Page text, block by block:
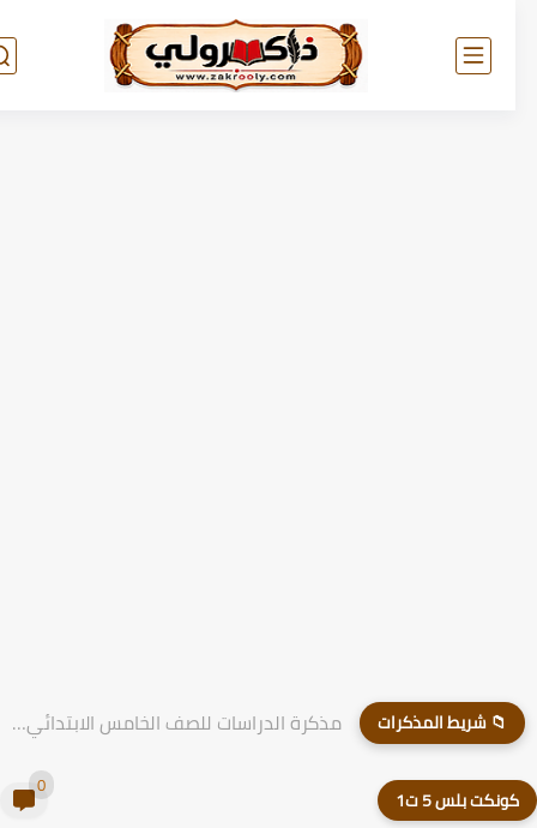
📁 شريط المذكرات مذكرة الدراسات للصف الخامس الابتدائي الترم الاول 2026
بلس 5 ت1